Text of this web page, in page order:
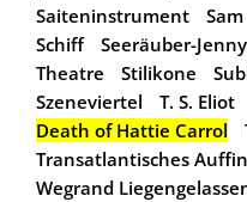
Saiteninstrument
Schiff
Seeräuber-Jenny
Theatre
Stilikone
Szeneviertel
T. S. Eliot
Death of Hattie Carrol
Transatlantisches
Wegrand